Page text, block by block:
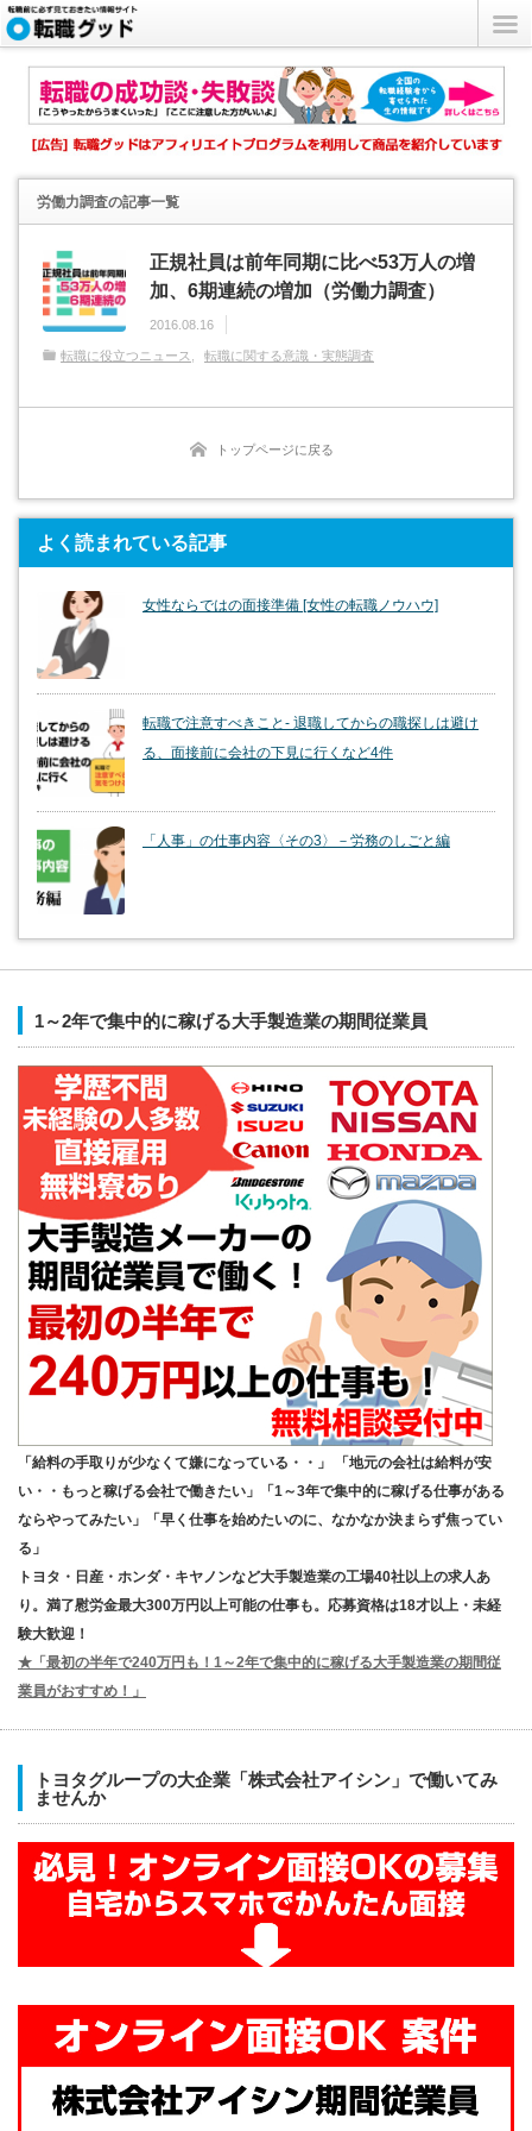
労働力調査の記事一覧
正規社員は前年同期に比べ53万人の増
加、6期連続の増加（労働力調査）
2016.08.16
転職に役立つニュース 転職に関する意識・実態調査
トップページに戻る
よく読まれている記事
女性ならではの面接準備 [女性の転職ノウハウ]
転職で注意すべきこと- 退職してからの職探しは避け
る、面接前に会社の下見に行くなど4件
「人事」の仕事内容〈その3〉－労務のしごと編
1～2年で集中的に稼げる大手製造業の期間従業員
「給料の手取りが少なくて嫌になっている・・」 「地元の会社は給料が安
い・・もっと稼げる会社で働きたい」「1～3年で集中的に稼げる仕事がある
ならやってみたい」「早く仕事を始めたいのに、なかなか決まらず焦ってい
る」
トヨタ・日産・ホンダ・キヤノンなど大手製造業の工場40社以上の求人あ
り。満了慰労金最大300万円以上可能の仕事も。応募資格は18才以上・未経
験大歓迎！
★「最初の半年で240万円も！1～2年で集中的に稼げる大手製造業の期間従
業員がおすすめ！」
トヨタグループの大企業「株式会社アイシン」で働いてみ
ませんか